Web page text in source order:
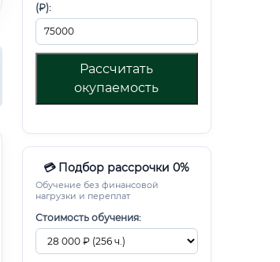
(₽):
Рассчитать
окупаемость
💳 Подбор рассрочки 0%
Обучение без финансовой
нагрузки и переплат
Стоимость обучения: